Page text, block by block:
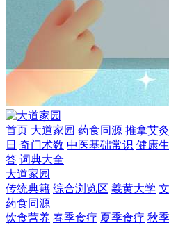
首页 大道家园 药食同源 推拿艾灸
日 奇门术数 中医基础常识 健康
答 词典大全
大道家园
传统典籍 综合浏览区 羲黄大学
药食同源
饮食营养 春季食疗 夏季食疗 秋